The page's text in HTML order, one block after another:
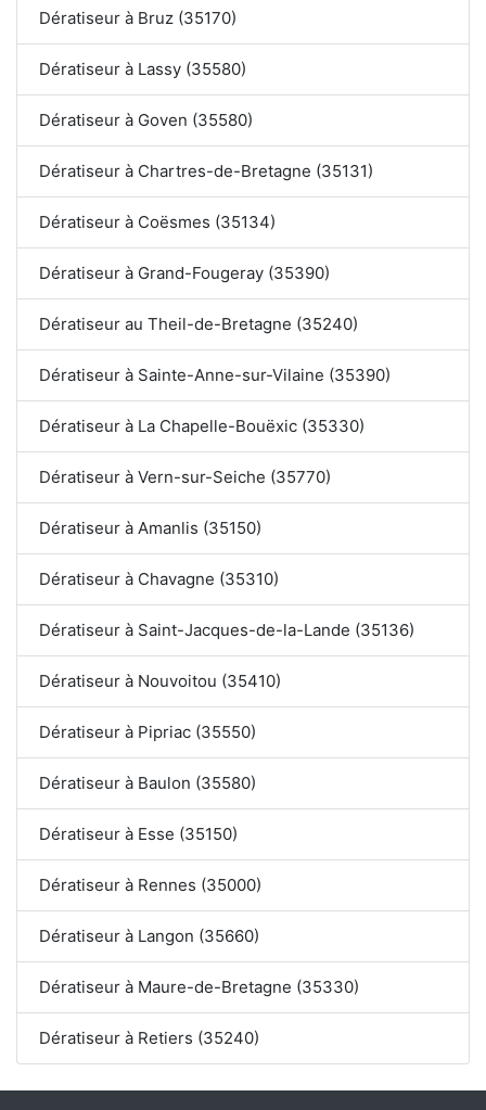
Dératiseur à Bruz (35170)
Dératiseur à Lassy (35580)
Dératiseur à Goven (35580)
Dératiseur à Chartres-de-Bretagne (35131)
Dératiseur à Coësmes (35134)
Dératiseur à Grand-Fougeray (35390)
Dératiseur au Theil-de-Bretagne (35240)
Dératiseur à Sainte-Anne-sur-Vilaine (35390)
Dératiseur à La Chapelle-Bouëxic (35330)
Dératiseur à Vern-sur-Seiche (35770)
Dératiseur à Amanlis (35150)
Dératiseur à Chavagne (35310)
Dératiseur à Saint-Jacques-de-la-Lande (35136)
Dératiseur à Nouvoitou (35410)
Dératiseur à Pipriac (35550)
Dératiseur à Baulon (35580)
Dératiseur à Esse (35150)
Dératiseur à Rennes (35000)
Dératiseur à Langon (35660)
Dératiseur à Maure-de-Bretagne (35330)
Dératiseur à Retiers (35240)